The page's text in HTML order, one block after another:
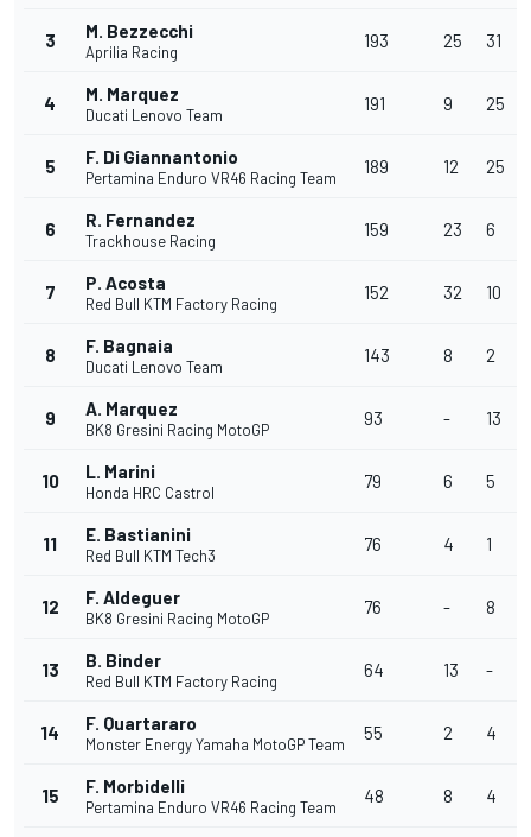
3 M. Bezzecchi
Aprilia Racing
193 25 31
4 M. Marquez
Ducati Lenovo Team
191 9 25
5 F. Di Giannantonio
Pertamina Enduro VR46 Racing Team
189 12 25
6 R. Fernandez
Trackhouse Racing
159 23 6
7 P. Acosta
Red Bull KTM Factory Racing
152 32 10
8 F. Bagnaia
Ducati Lenovo Team
143 8 2
9 A. Marquez
BK8 Gresini Racing MotoGP
93 - 13
10 L. Marini
Honda HRC Castrol
79 6 5
11 E. Bastianini
Red Bull KTM Tech3
76 4 1
12 F. Aldeguer
BK8 Gresini Racing MotoGP
76 - 8
13 B. Binder
Red Bull KTM Factory Racing
64 13 -
14 F. Quartararo
Monster Energy Yamaha MotoGP Team
55 2 4
15 F. Morbidelli
Pertamina Enduro VR46 Racing Team
48 8 4